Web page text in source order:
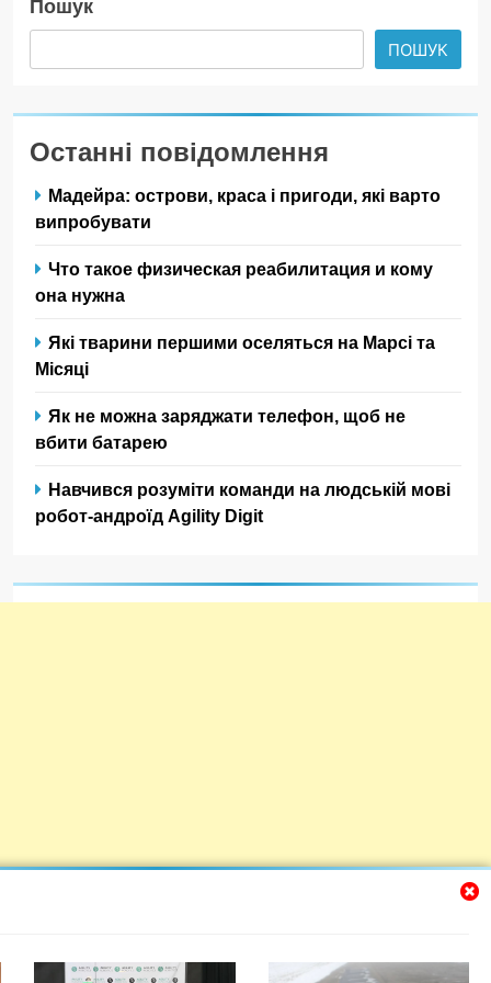
Пошук
ПОШУК
Останні повідомлення
Мадейра: острови, краса і пригоди, які варто
випробувати
Что такое физическая реабилитация и кому
она нужна
Які тварини першими оселяться на Марсі та
Місяці
Як не можна заряджати телефон, щоб не
вбити батарею
Навчився розуміти команди на людській мові
робот-андроїд Agility Digit